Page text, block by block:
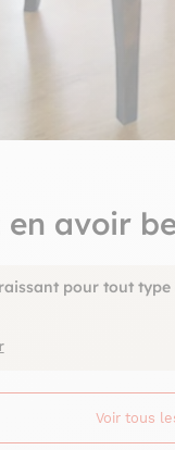
avoir
pour tout type
Voir tous